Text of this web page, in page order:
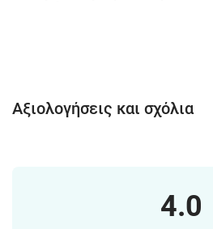
Αξιολογήσεις και σχόλια
4.0